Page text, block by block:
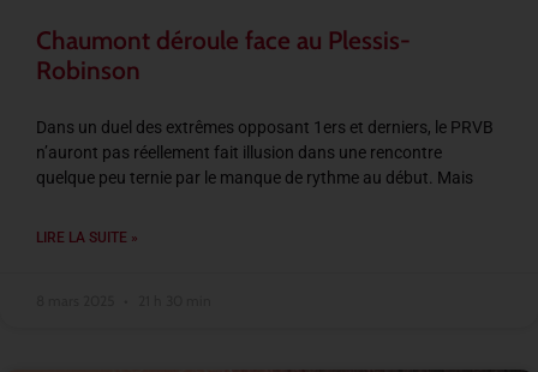
Chaumont déroule face au Plessis-
Robinson
Dans un duel des extrêmes opposant 1ers et derniers, le PRVB
n’auront pas réellement fait illusion dans une rencontre
quelque peu ternie par le manque de rythme au début. Mais
LIRE LA SUITE »